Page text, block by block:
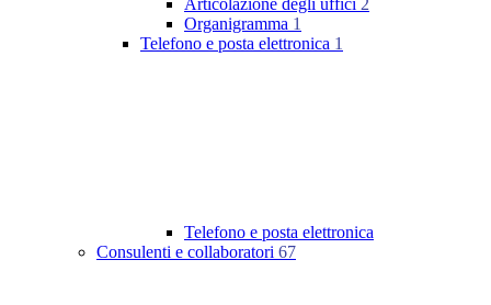
Articolazione degli uffici 2
Organigramma 1
Telefono e posta elettronica 1
Telefono e posta elettronica
Consulenti e collaboratori 67